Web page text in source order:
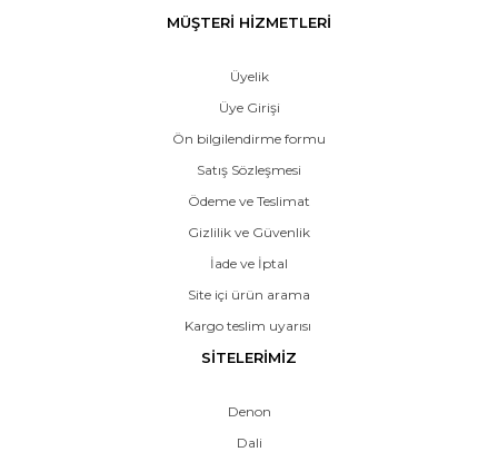
MÜŞTERİ HİZMETLERİ
Üyelik
Üye Girişi
Ön bilgilendirme formu
Satış Sözleşmesi
Ödeme ve Teslimat
Gizlilik ve Güvenlik
İade ve İptal
Site içi ürün arama
Kargo teslim uyarısı
SİTELERİMİZ
Denon
Dali